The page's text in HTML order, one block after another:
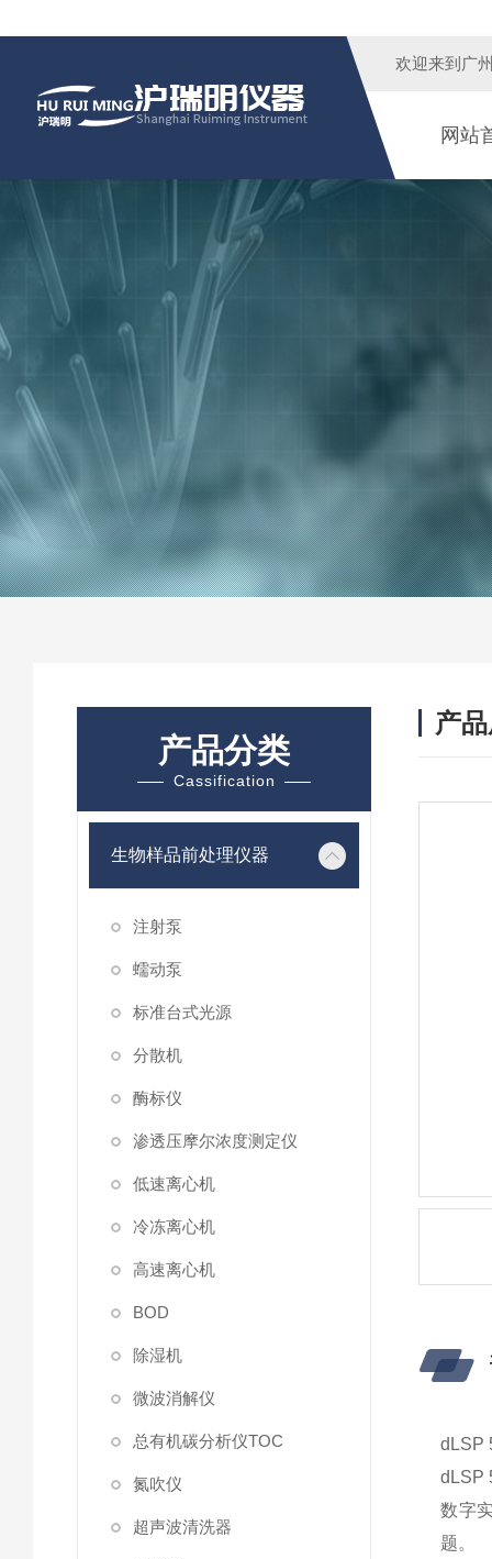
欢迎来到广
网站
产品分类
Cassification
生物样品前处理仪器
注射泵
蠕动泵
标准台式光源
分散机
酶标仪
渗透压摩尔浓度测定仪
低速离心机
冷冻离心机
高速离心机
BOD
除湿机
微波消解仪
总有机碳分析仪TOC
氮吹仪
超声波清洗器
产
dLSP
dLSP
数字
题。